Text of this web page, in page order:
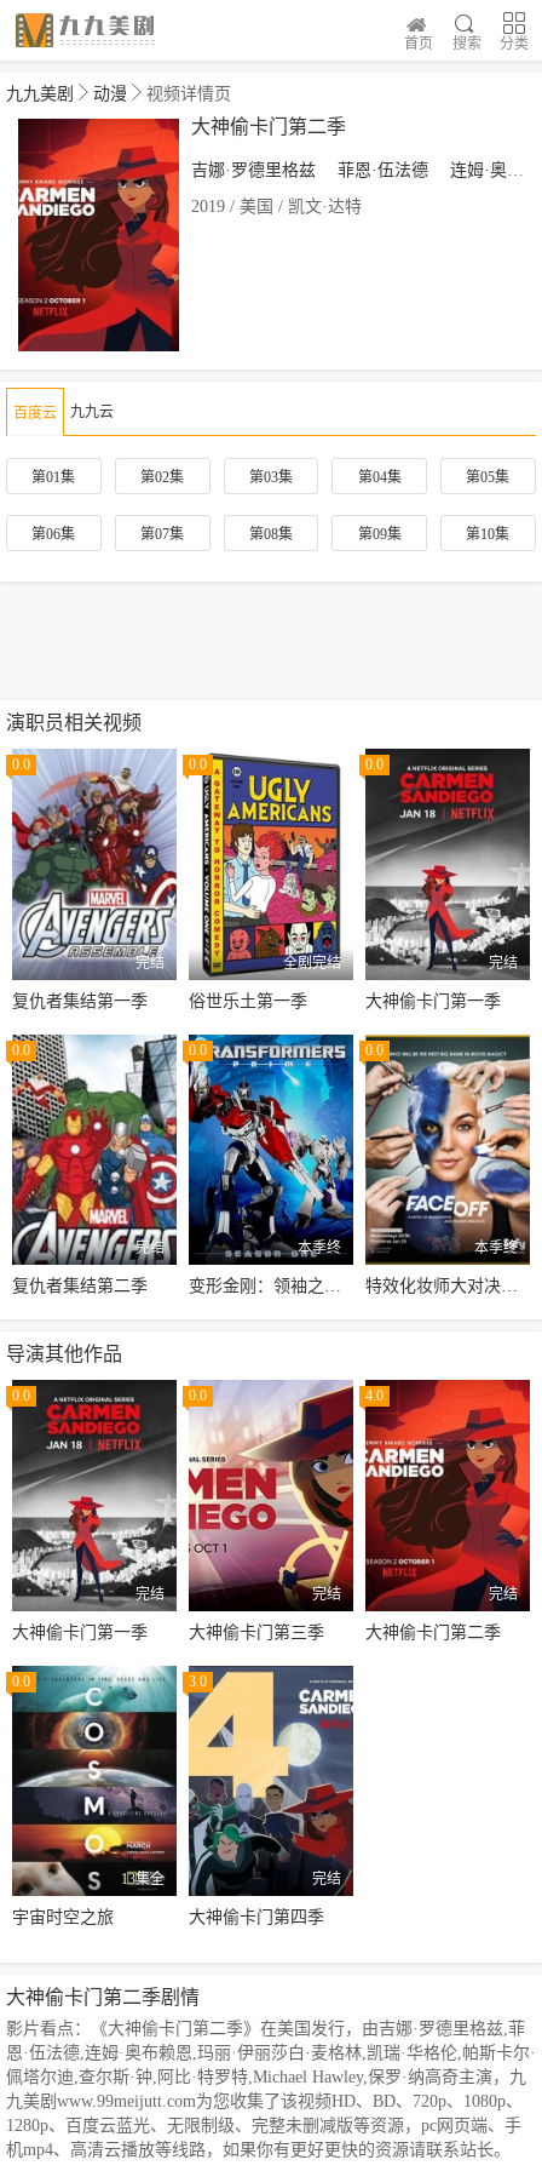
分类
搜索
首页
九九美剧 动漫 视频详情页
大神偷卡门第二季
吉娜·罗德里格兹 菲恩·伍法德
连姆·奥布赖恩
2019 / 美国 / 凯文·达特
百度云 九九云
第01集 第02集 第03集 第04集 第05集
第06集 第07集 第08集 第09集 第10集
演职员相关视频
0.0
完结
复仇者集结第一季
0.0
全剧完结
俗世乐土第一季
0.0
完结
大神偷卡门第一季
0.0
完结
复仇者集结第二季
0.0
本季终
变形金刚：领袖之证第一季
0.0
本季终
特效化妆师大对决第七季
导演其他作品
0.0
完结
大神偷卡门第一季
0.0
完结
大神偷卡门第三季
4.0
完结
大神偷卡门第二季
0.0
13集全
宇宙时空之旅
3.0
完结
大神偷卡门第四季
大神偷卡门第二季剧情
影片看点：《大神偷卡门第二季》在美国发行，由吉娜·罗德里格兹,菲
恩·伍法德,连姆·奥布赖恩,玛丽·伊丽莎白·麦格林,凯瑞·华格伦,帕斯卡尔·
佩塔尔迪,查尔斯·钟,阿比·特罗特,Michael Hawley,保罗·纳高奇主演，九
九美剧www.99meijutt.com为您收集了该视频HD、BD、720p、1080p、
1280p、百度云蓝光、无限制级、完整未删减版等资源，pc网页端、手
机mp4、高清云播放等线路，如果你有更好更快的资源请联系站长。